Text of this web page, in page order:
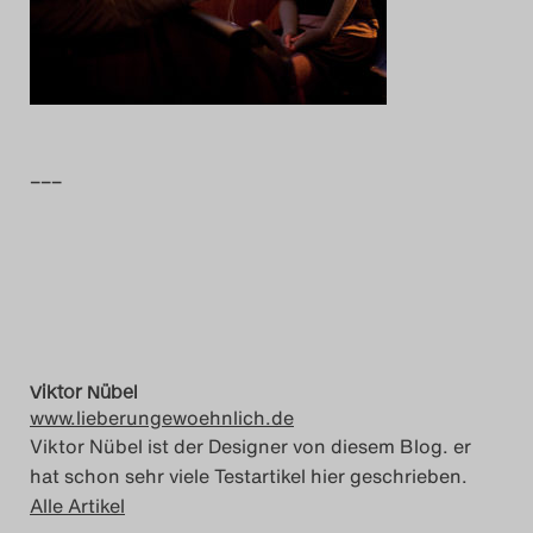
Das Theatertreffen-Blog
2014
Das Theatertreffen-Blog
2017
Das Theatertreffen-Blog
–––
Viktor Nübel
www.lieberungewoehnlich.de
Viktor Nübel ist der Designer von diesem Blog. er
hat schon sehr viele Testartikel hier geschrieben.
Alle Artikel